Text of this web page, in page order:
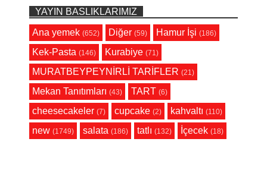
YAYIN BASLIKLARIMIZ
Ana yemek (652) Diğer (59) Hamur İşi (186)
Kek-Pasta (146) Kurabiye (71)
MURATBEYPEYNİRLİ TARİFLER (21)
Mekan Tanıtımları (43) TART (6)
cheesecakeler (7) cupcake (2) kahvaltı (110)
new (1749) salata (186) tatlı (132) İçecek (18)